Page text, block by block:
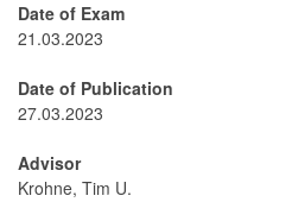
Date of Exam
21.03.2023
Date of Publication
27.03.2023
Advisor
Krohne, Tim U.